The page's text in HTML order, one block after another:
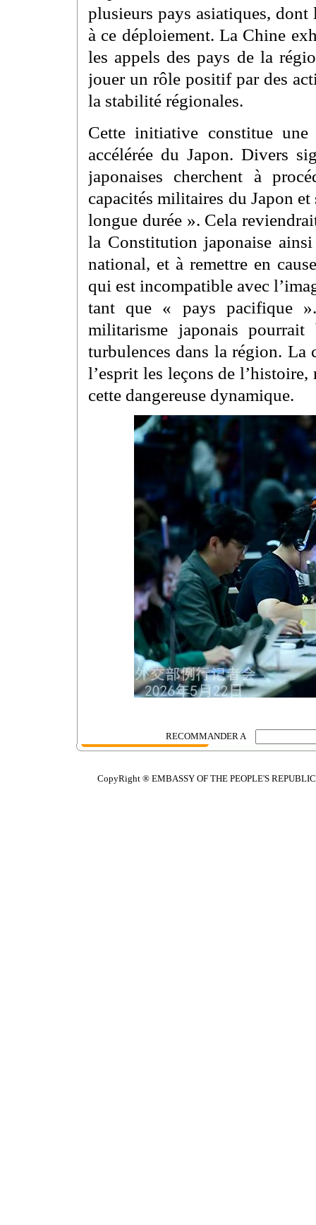
plusieurs pays asiatiques,
à ce déploiement. La Chine
les appels des pays de la
jouer un rôle positif par des
la stabilité régionales.
Cette initiative constitue
accélérée du Japon. Divers
japonaises cherchent à
capacités militaires du Japon
longue durée ». Cela
la Constitution japonaise
national, et à remettre en
qui est incompatible avec
tant que « pays pacifique
militarisme japonais
turbulences dans la région. La
l’esprit les leçons de
cette dangereuse dynamique.
RECOMMANDER A
CopyRight ® EMBASSY OF THE PEOPLE'S